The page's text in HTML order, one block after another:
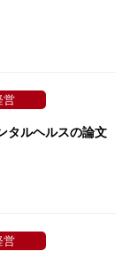
営
タルヘルスの論文
営